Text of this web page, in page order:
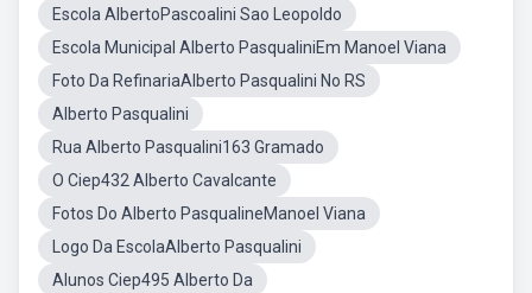
Escola AlbertoPascoalini Sao Leopoldo
Escola Municipal Alberto PasqualiniEm Manoel Viana
Foto Da RefinariaAlberto Pasqualini No RS
Alberto Pasqualini
Rua Alberto Pasqualini163 Gramado
O Ciep432 Alberto Cavalcante
Fotos Do Alberto PasqualineManoel Viana
Logo Da EscolaAlberto Pasqualini
Alunos Ciep495 Alberto Da